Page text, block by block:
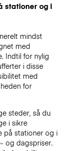
stationer og i
mindst
med
Indtil for nylig
i disse
med
for
steder, så du
i sikre
på stationer og i
og dagspriser.